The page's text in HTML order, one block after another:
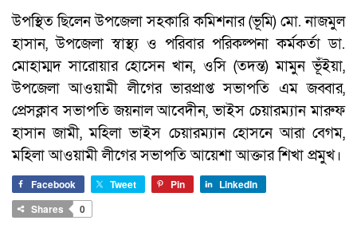
উপস্থিত ছিলেন উপজেলা সহকারি কমিশনার (ভূমি) মো. নাজমুল
হাসান, উপজেলা স্বাস্থ্য ও পরিবার পরিকল্পনা কর্মকর্তা ডা.
মোহাম্মদ সারোয়ার হোসেন খান, ওসি (তদন্ত) মামুন ভূঁইয়া,
উপজেলা আওয়ামী লীগের ভারপ্রাপ্ত সভাপতি এম জব্বার,
প্রেসক্লাব সভাপতি জয়নাল আবেদীন, ভাইস চেয়ারম্যান মারুফ
হাসান জামী, মহিলা ভাইস চেয়ারম্যান হোসনে আরা বেগম,
মহিলা আওয়ামী লীগের সভাপতি আয়েশা আক্তার শিখা প্রমুখ।
Facebook Tweet Pin
LinkedIn
Shares
0